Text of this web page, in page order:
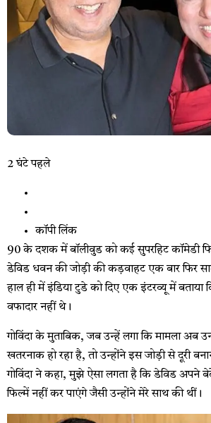
2 घंटे पहले
कॉपी लिंक
90 के दशक में बॉलीवुड को कई सुपरहिट कॉमेडी
डेविड धवन की जोड़ी की कड़वाहट एक बार फिर
हाल ही में इंडिया टुडे को दिए एक इंटरव्यू में बताया
वफादार नहीं थे।
गोविंदा के मुताबिक, जब उन्हें लगा कि मामला अब
खतरनाक हो रहा है, तो उन्होंने इस जोड़ी से दूरी
गोविंदा ने कहा, मुझे ऐसा लगता है कि डेविड अपने
फिल्में नहीं कर पाएंगे जैसी उन्होंने मेरे साथ की थीं।